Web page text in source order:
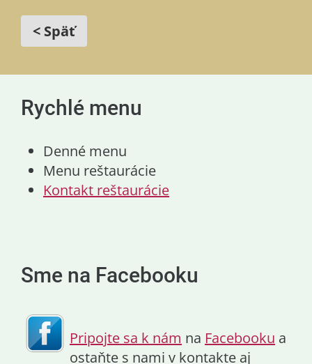
< Späť
Rychlé menu
Denné menu
Menu reštaurácie
Kontakt reštaurácie
Sme na Facebooku
Pripojte sa k nám na Facebooku a
ostaňte s nami v kontakte aj